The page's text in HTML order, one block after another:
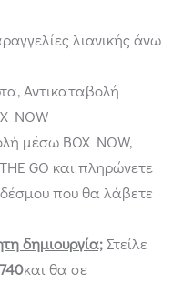
λιανικής άνω
Αντικαταβολή
NOW
μέσω BOX NOW,
GO και πληρώνετε
που θα λάβετε
δημιουργία;Στείλε
και θα σε